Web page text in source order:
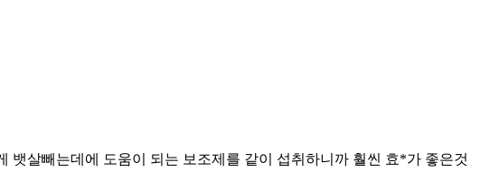
살빼는데에 도움이 되는 보조제를 같이 섭취하니까 훨씬 효*가 좋은것